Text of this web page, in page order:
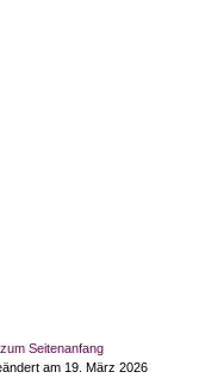
Seitenanfang
am 19. März 2026